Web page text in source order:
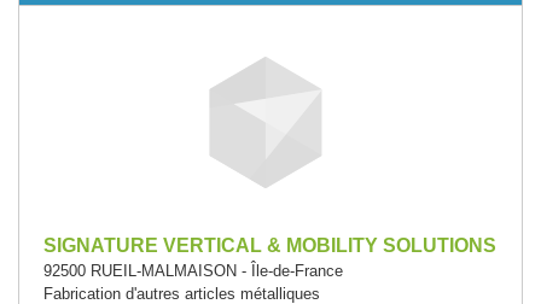
SIGNATURE VERTICAL & MOBILITY SOLUTIONS
92500 RUEIL-MALMAISON - Île-de-France
Fabrication d'autres articles métalliques